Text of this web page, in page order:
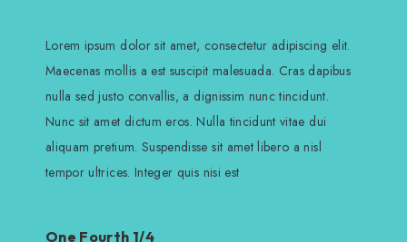
Lorem ipsum dolor sit amet, consectetur adipiscing elit.
Maecenas mollis a est suscipit malesuada. Cras dapibus
nulla sed justo convallis, a dignissim nunc tincidunt.
Nunc sit amet dictum eros. Nulla tincidunt vitae dui
aliquam pretium. Suspendisse sit amet libero a nisl
tempor ultrices. Integer quis nisi est
One Fourth 1/4